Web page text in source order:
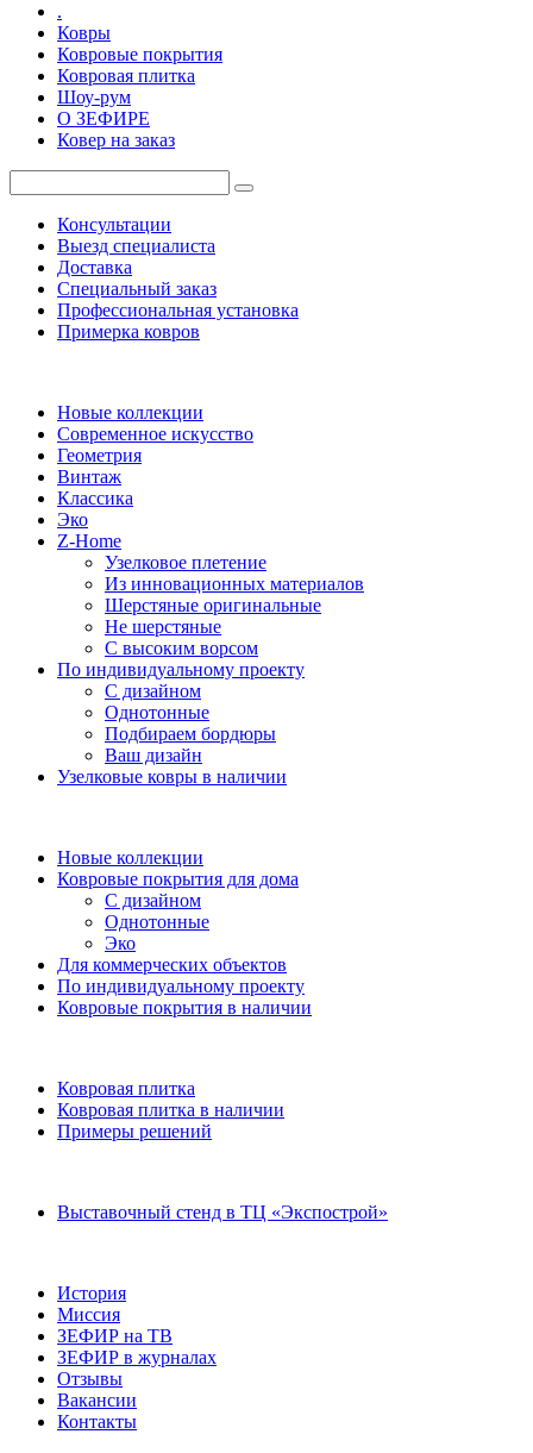
.
Ковры
Ковровые покрытия
Ковровая плитка
Шоу-рум
О ЗЕФИРЕ
Ковер на заказ
Консультации
Выезд специалиста
Доставка
Специальный заказ
Профессиональная установка
Примерка ковров
Новые коллекции
Современное искусство
Геометрия
Винтаж
Классика
Эко
Z-Home
Узелковое плетение
Из инновационных материалов
Шерстяные оригинальные
Не шерстяные
С высоким ворсом
По индивидуальному проекту
С дизайном
Однотонные
Подбираем бордюры
Ваш дизайн
Узелковые ковры в наличии
Новые коллекции
Ковровые покрытия для дома
С дизайном
Однотонные
Эко
Для коммерческих объектов
По индивидуальному проекту
Ковровые покрытия в наличии
Ковровая плитка
Ковровая плитка в наличии
Примеры решений
Выставочный стенд в ТЦ «Экспострой»
История
Миссия
ЗЕФИР на ТВ
ЗЕФИР в журналах
Отзывы
Вакансии
Контакты